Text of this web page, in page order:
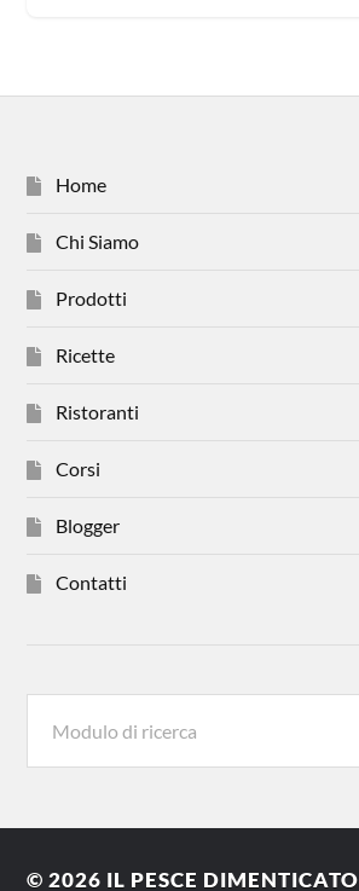
Home
Chi Siamo
Prodotti
Ricette
Ristoranti
Corsi
Blogger
Contatti
© 2026 IL PESCE DIMENTICATO